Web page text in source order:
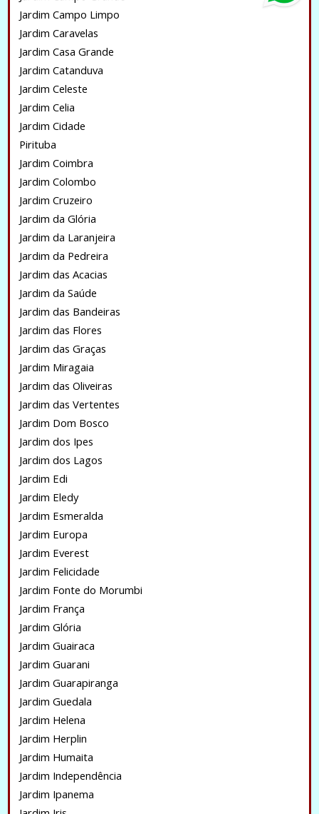
Jardim Campo Limpo
Jardim Caravelas
Jardim Casa Grande
Jardim Catanduva
Jardim Celeste
Jardim Celia
Jardim Cidade
Pirituba
Jardim Coimbra
Jardim Colombo
Jardim Cruzeiro
Jardim da Glória
Jardim da Laranjeira
Jardim da Pedreira
Jardim das Acacias
Jardim da Saúde
Jardim das Bandeiras
Jardim das Flores
Jardim das Graças
Jardim Miragaia
Jardim das Oliveiras
Jardim das Vertentes
Jardim Dom Bosco
Jardim dos Ipes
Jardim dos Lagos
Jardim Edi
Jardim Eledy
Jardim Esmeralda
Jardim Europa
Jardim Everest
Jardim Felicidade
Jardim Fonte do Morumbi
Jardim França
Jardim Glória
Jardim Guairaca
Jardim Guarani
Jardim Guarapiranga
Jardim Guedala
Jardim Helena
Jardim Herplin
Jardim Humaita
Jardim Independência
Jardim Ipanema